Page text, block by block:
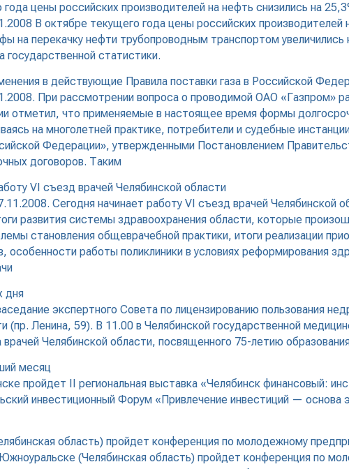
цены российских производителей на нефть снизились на
В октябре текущего года цены российских производителей
на перекачку нефти трубопроводным транспортом
государственной статистики.
в действующие Правила поставки газа в Российской
При рассмотрении вопроса о проводимой ОАО «Газпром»
отметил, что применяемые в настоящее время формы
на многолетней практике, потребители и судебные
Федерации», утвержденными Постановлением
договоров. Таким
VI съезд врачей Челябинской области
Сегодня начинает работу VI съезд врачей Челябинской
развития системы здравоохранения области, которые
становления общеврачебной практики, итоги реализации
особенности работы поликлиники в условиях реформирования
дня
экспертного Совета по лицензированию пользования
(пр. Ленина, 59). В 11.00 в Челябинской государственной
Челябинской области, посвященного 75-летию
месяц
пройдет II региональная выставка «Челябинск финансовый:
инвестиционный Форум «Привлечение инвестиций — основа
область) пройдет конференция по молодежному
(Челябинская область) пройдет конференция по